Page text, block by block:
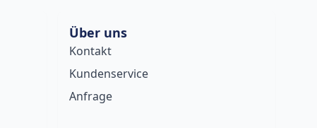
Über uns
Kontakt
Kundenservice
Anfrage